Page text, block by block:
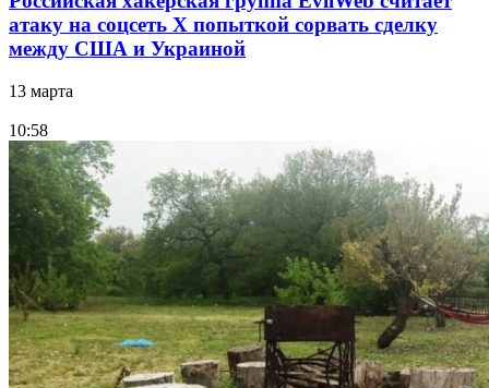
атаку на соцсеть Х попыткой сорвать сделку
между США и Украиной
13 марта
10:58